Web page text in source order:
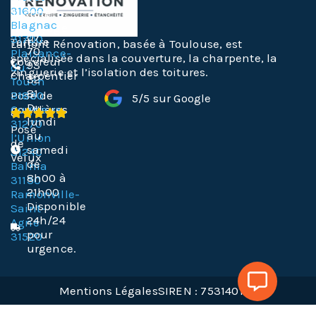
Laffont Rénovation, basée à Toulouse, est
spécialisée dans la couverture, la charpente, la
zinguerie et l’isolation des toitures.
5/5 sur Google
Toiture
Nettoyage
Toiture
Couvreur
Charpentier
Pose de
gouttières
Pose
de
Velux
31600
Blagnac
31700
Plaisance-
du-
Touch
31830
Cugnaux
31270
l’Union
31240
Balma
31130
Ramonville-
Saint-
Agne
31520
Justaret
07
70
93
32
81
Du
lundi
au
samedi
de
8h00 à
21h00
Disponible
24h/24
pour
urgence.
Mentions LégalesSIREN : 753140169